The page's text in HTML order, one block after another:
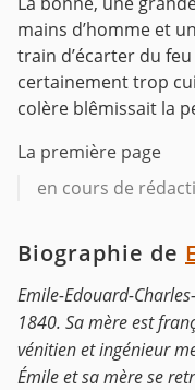
mains d’homme et
train d’écarter du
certainement trop
colère blêmissait la
La première page
en cours de
Biographie de
Emile-Edouard-
1840. Sa mère est
vénitien et ingénieur
Émile et sa mère se